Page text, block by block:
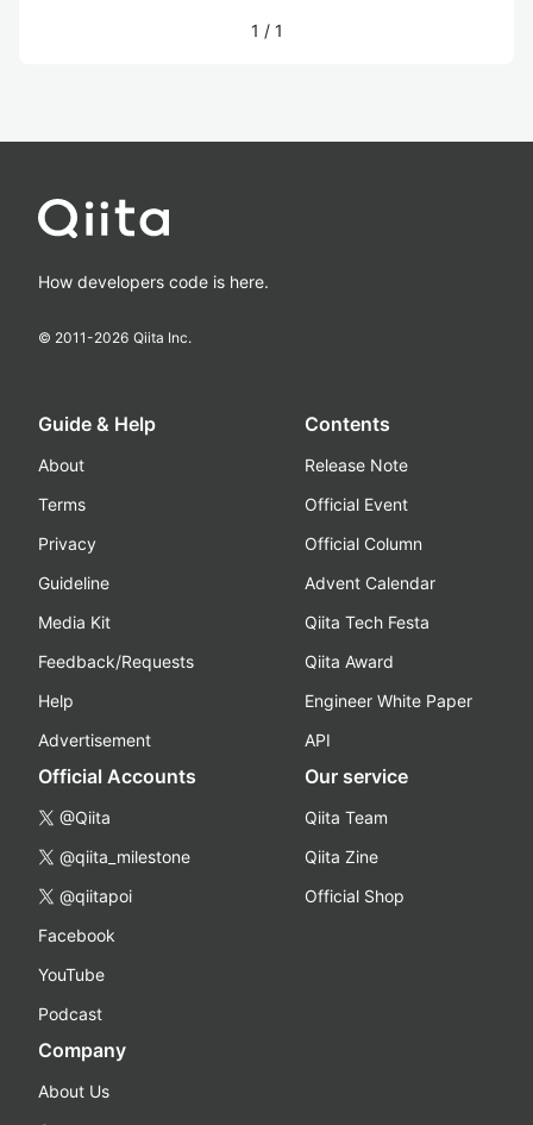
1 / 1
How developers code is here.
© 2011-2026 Qiita Inc.
Guide & Help
About
Terms
Privacy
Guideline
Media Kit
Feedback/Requests
Help
Advertisement
Contents
Release Note
Official Event
Official Column
Advent Calendar
Qiita Tech Festa
Qiita Award
Engineer White Paper
API
Official Accounts
@Qiita
@qiita_milestone
@qiitapoi
Facebook
YouTube
Podcast
Our service
Qiita Team
Qiita Zine
Official Shop
Company
About Us